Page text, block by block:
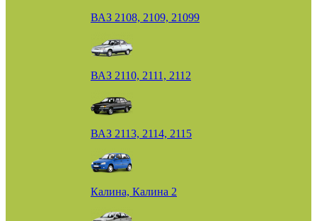
ВАЗ 2108, 2109, 21099
ВАЗ 2110, 2111, 2112
ВАЗ 2113, 2114, 2115
Калина, Калина 2